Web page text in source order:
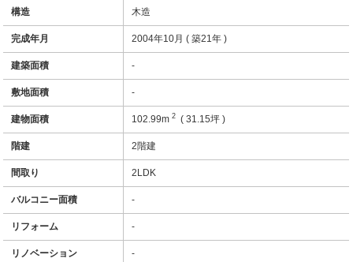
構造 木造
完成年月 2004年10月 ( 築21年 )
建築面積 -
敷地面積 -
建物面積 102.99m2 ( 31.15坪 )
階建 2階建
間取り 2LDK
バルコニー面積 -
リフォーム -
リノベーション -